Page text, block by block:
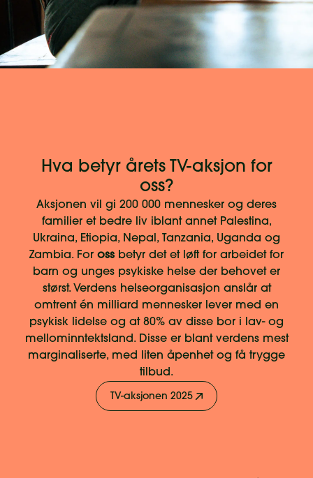
Hva betyr årets TV-aksjon for
oss?
Aksjonen vil gi 200 000 mennesker og deres
familier et bedre liv iblant annet Palestina,
Ukraina, Etiopia, Nepal, Tanzania, Uganda og
Zambia. For oss betyr det et løft for arbeidet for
barn og unges psykiske helse der behovet er
størst. Verdens helseorganisasjon anslår at
omtrent én milliard mennesker lever med en
psykisk lidelse og at 80% av disse bor i lav- og
mellominntektsland. Disse er blant verdens mest
marginaliserte, med liten åpenhet og få trygge
tilbud.
TV-aksjonen 2025